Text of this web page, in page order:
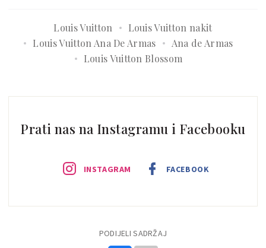
Louis Vuitton
Louis Vuitton nakit
Louis Vuitton Ana De Armas
Ana de Armas
Louis Vuitton Blossom
Prati nas na Instagramu i Facebooku
INSTAGRAM FACEBOOK
PODIJELI SADRŽAJ